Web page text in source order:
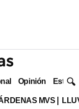
Opinión Estilo
MVS